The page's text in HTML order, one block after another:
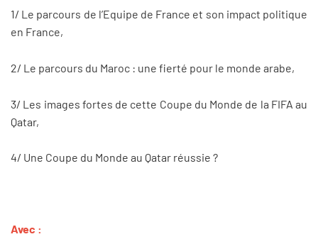
1/ Le parcours de l’Equipe de France et son impact politique
en France,
2/ Le parcours du Maroc : une fierté pour le monde arabe,
3/ Les images fortes de cette Coupe du Monde de la FIFA au
Qatar,
4/ Une Coupe du Monde au Qatar réussie ?
Avec :